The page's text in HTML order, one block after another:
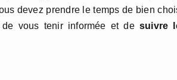
devez prendre le temps de bien
de vous tenir informée et de suivre